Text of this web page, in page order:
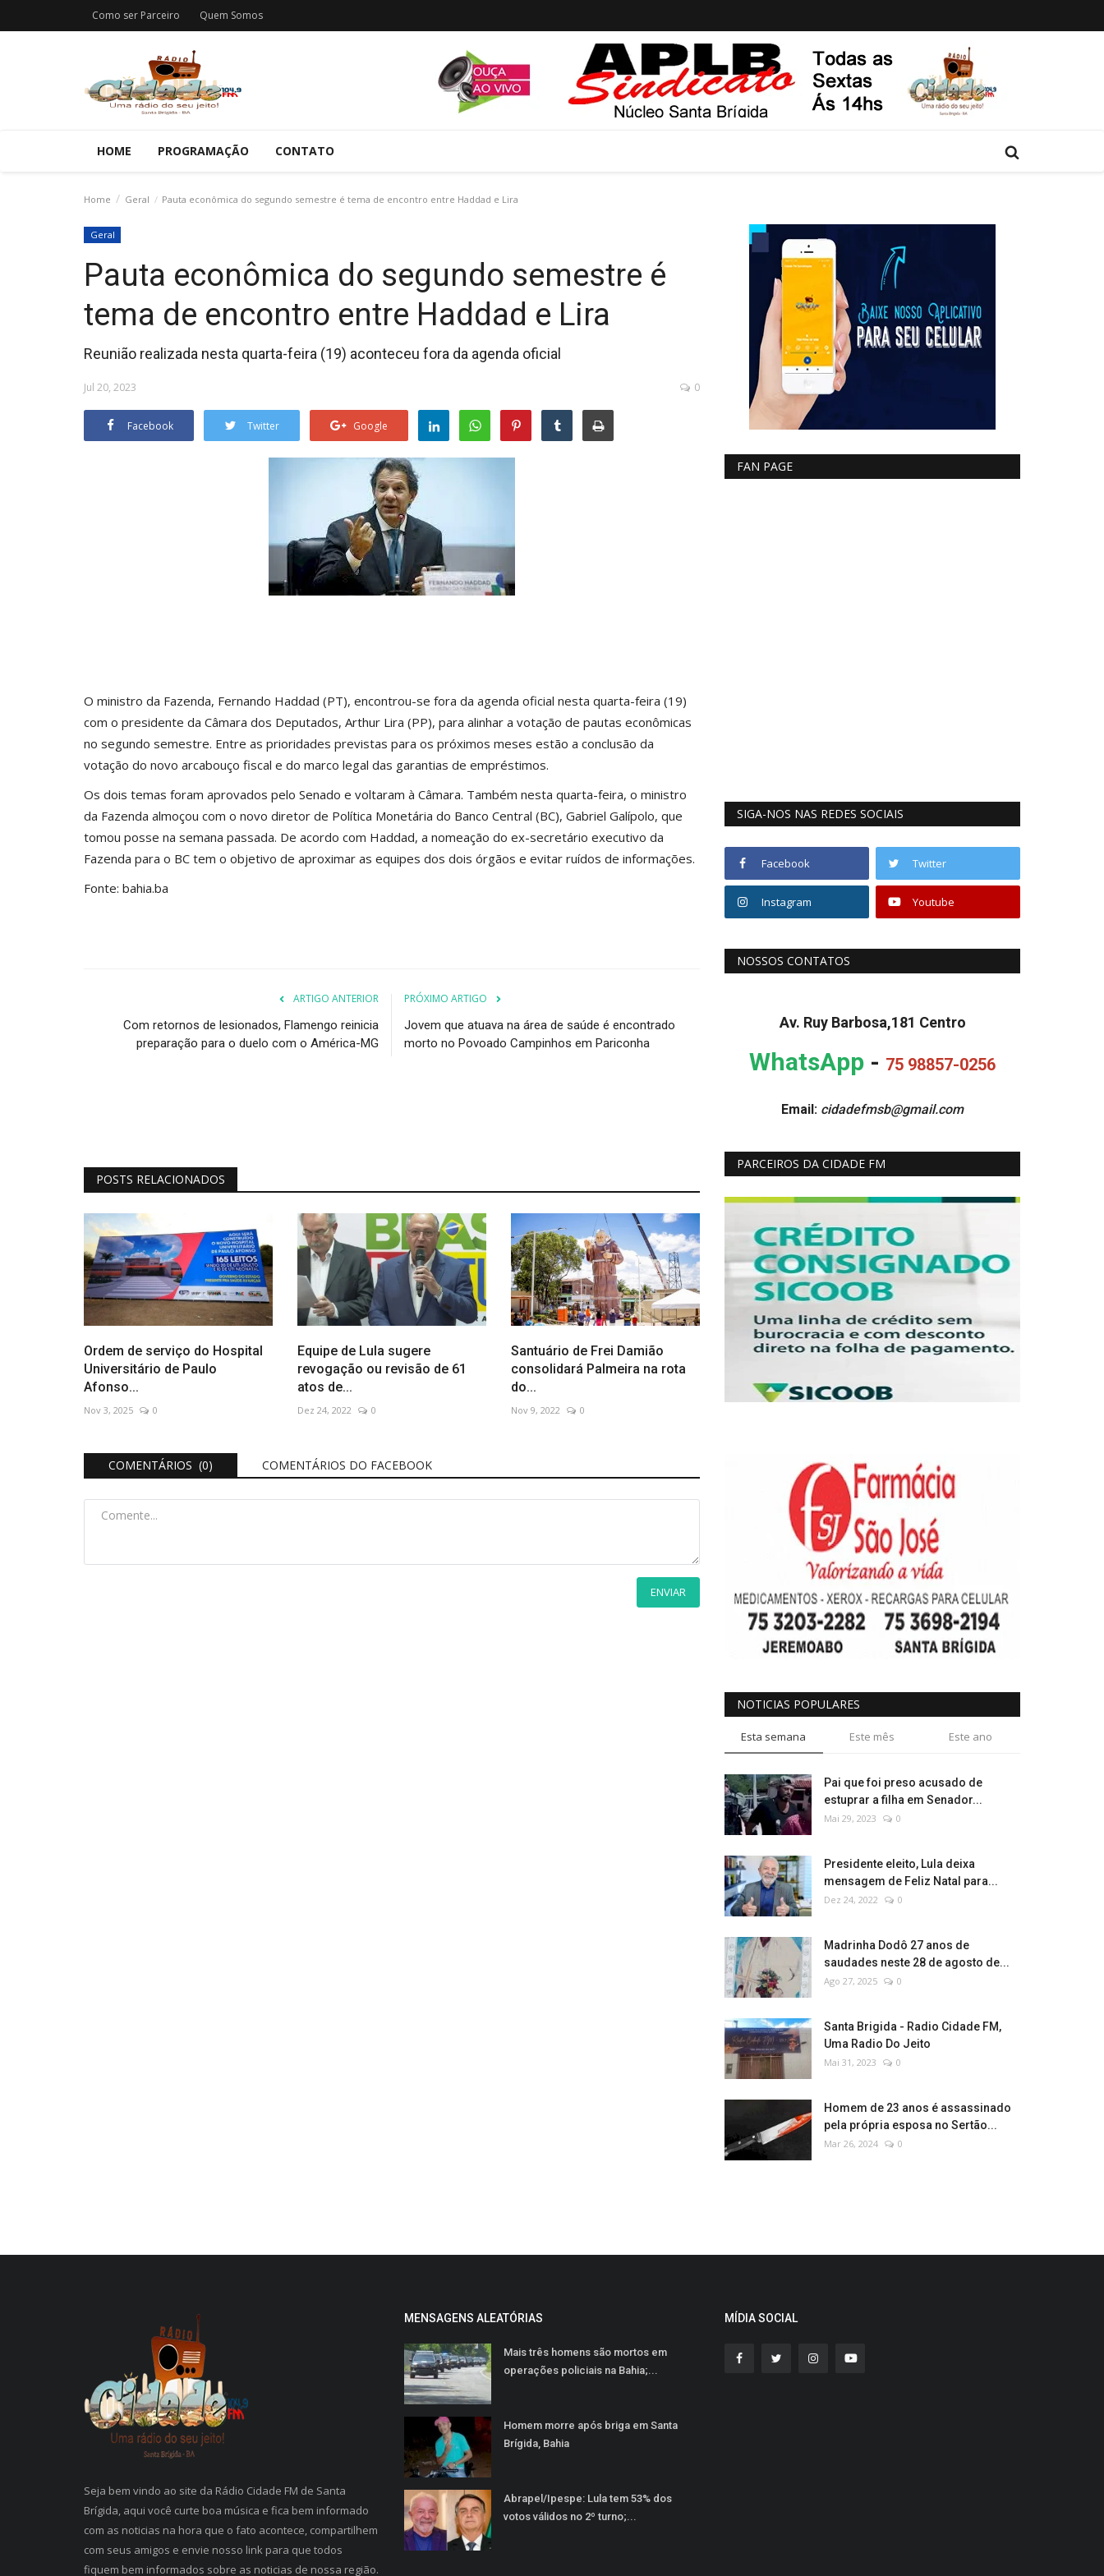
Como ser Parceiro Quem Somos
HOME PROGRAMAÇÃO CONTATO
Home Geral Pauta econômica do segundo semestre é tema de encontro entre Haddad e Lira
Geral
Pauta econômica do segundo semestre é
tema de encontro entre Haddad e Lira
Reunião realizada nesta quarta-feira (19) aconteceu fora da agenda oficial
Jul 20, 2023 0
Facebook Twitter Google
O ministro da Fazenda, Fernando Haddad (PT), encontrou-se fora da agenda oficial nesta quarta-feira (19)
com o presidente da Câmara dos Deputados, Arthur Lira (PP), para alinhar a votação de pautas econômicas
no segundo semestre. Entre as prioridades previstas para os próximos meses estão a conclusão da
votação do novo arcabouço fiscal e do marco legal das garantias de empréstimos.
Os dois temas foram aprovados pelo Senado e voltaram à Câmara. Também nesta quarta-feira, o ministro
da Fazenda almoçou com o novo diretor de Política Monetária do Banco Central (BC), Gabriel Galípolo, que
tomou posse na semana passada. De acordo com Haddad, a nomeação do ex-secretário executivo da
Fazenda para o BC tem o objetivo de aproximar as equipes dos dois órgãos e evitar ruídos de informações.
Fonte: bahia.ba
ARTIGO ANTERIOR
Com retornos de lesionados, Flamengo reinicia
preparação para o duelo com o América-MG
PRÓXIMO ARTIGO
Jovem que atuava na área de saúde é encontrado
morto no Povoado Campinhos em Pariconha
POSTS RELACIONADOS
Ordem de serviço do Hospital
Universitário de Paulo
Afonso...
Nov 3, 2025 0
Equipe de Lula sugere
revogação ou revisão de 61
atos de...
Dez 24, 2022 0
Santuário de Frei Damião
consolidará Palmeira na rota
do...
Nov 9, 2022 0
COMENTÁRIOS (0) COMENTÁRIOS DO FACEBOOK
ENVIAR
FAN PAGE
SIGA-NOS NAS REDES SOCIAIS
Facebook Twitter
Instagram Youtube
NOSSOS CONTATOS
Av. Ruy Barbosa,181 Centro
WhatsApp - 75 98857-0256
Email: cidadefmsb@gmail.com
PARCEIROS DA CIDADE FM
NOTICIAS POPULARES
Esta semana Este mês Este ano
Pai que foi preso acusado de
estuprar a filha em Senador...
Mai 29, 2023 0
Presidente eleito, Lula deixa
mensagem de Feliz Natal para...
Dez 24, 2022 0
Madrinha Dodô 27 anos de
saudades neste 28 de agosto de...
Ago 27, 2025 0
Santa Brigida - Radio Cidade FM,
Uma Radio Do Jeito
Mai 31, 2023 0
Homem de 23 anos é assassinado
pela própria esposa no Sertão...
Mar 26, 2024 0
Seja bem vindo ao site da Rádio Cidade FM de Santa
Brígida, aqui você curte boa música e fica bem informado
com as noticias na hora que o fato acontece, compartilhem
com seus amigos e envie nosso link para que todos
fiquem bem informados sobre as noticias de nossa região.
MENSAGENS ALEATÓRIAS
Mais três homens são mortos em
operações policiais na Bahia;...
Homem morre após briga em Santa
Brígida, Bahia
Abrapel/Ipespe: Lula tem 53% dos
votos válidos no 2º turno;...
MÍDIA SOCIAL